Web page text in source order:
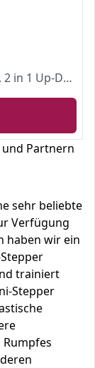
DACHUANG Mini Stepper für zuhause, 2 in 1 Up-Down-Stepper mit Widerstandsbändern Steppers Übungen LCD Display Anfänger & Fortgeschrittene Swing Bein- und Po-Training, Bright Black
und Partnern
sehr beliebte
Verfügung
haben wir ein
trainiert
Stepper